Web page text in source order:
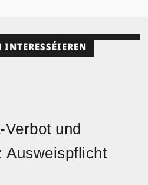
und
Ausweispflicht